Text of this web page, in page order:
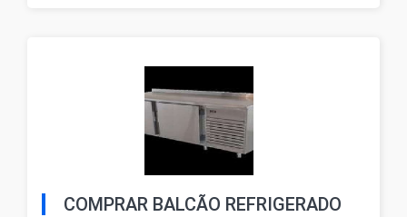
COMPRAR BALCÃO REFRIGERADO